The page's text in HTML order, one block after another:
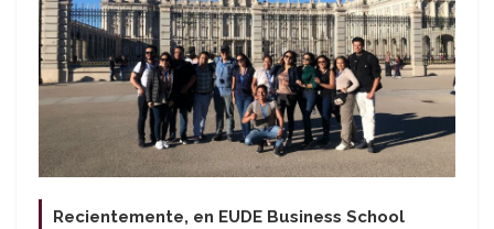
Recientemente, en EUDE Business School